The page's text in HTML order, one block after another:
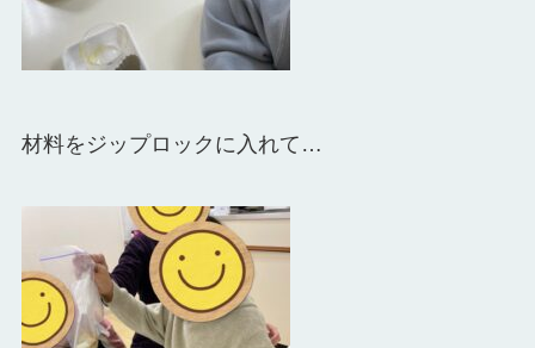
材料をジップロックに入れて…